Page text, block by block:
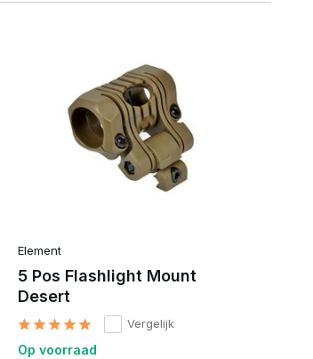
Element
5 Pos Flashlight Mount
Desert
Vergelijk
Op voorraad